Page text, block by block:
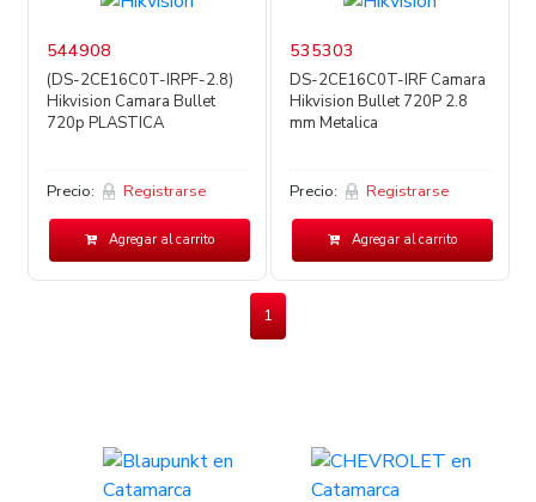
544908
(DS-2CE16C0T-IRPF-2.8)
Hikvision Camara Bullet
720p PLASTICA
Precio: Registrarse
Agregar al carrito
535303
DS-2CE16C0T-IRF Camara
Hikvision Bullet 720P 2.8
mm Metalica
Precio: Registrarse
Agregar al carrito
1